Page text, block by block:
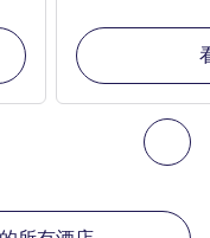
下
店 1 :, 我们在附近的